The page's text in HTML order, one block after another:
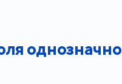
однозначно